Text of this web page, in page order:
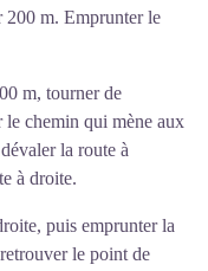
200 m. Emprunter le
m, tourner de
le chemin qui mène aux
la route à
à droite.
puis emprunter la
le point de